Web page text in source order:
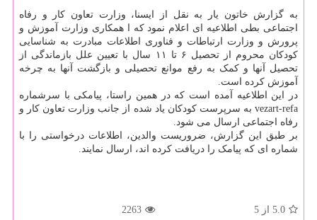
به گزارش خاتون یار به نقل از ایسنا، وزارت تعاون کار و رفاه
اجتماعی بطی اطلاعیه ای اعلام نمود که ا همکاری وزارت آموزش و
پرورش و وزارت ارتباطات و فناوری اطلاعات مبادرت به شناسایی
کودکان محروم از تحصیل ۶ تا ۱۱ سال با تعیین علل بازماندگی از
تحصیل آنها و کمک به رفع موانع تحصیلی و بازگشت آنها به چرخه
آموزش کرده است.
در این اطلاعیه آمده است که در همین راستا، پیامکی با سرشماره
vezart-refa به سرپرست کودکان یاد شده از جانب وزارت تعاون کار و
رفاه اجتماعی ارسال می شود.
بر طبق این گزارش، ضروریست والدین، اطلاعات درخواستی را با
شماره ای که پیامک را دریافت کرده اند، ارسال نمایند.
5.0 از 5
2263